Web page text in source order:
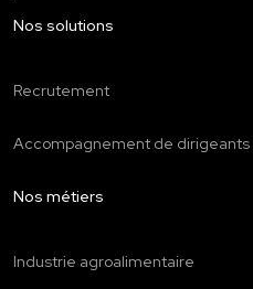
Nos solutions
Recrutement
Accompagnement de dirigeants
Nos métiers
Industrie agroalimentaire